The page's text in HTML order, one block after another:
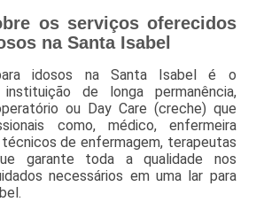
os serviços oferecidos
na Santa Isabel
idosos na Santa Isabel é o
instituição de longa permanência,
ou Day Care (creche) que
como, médico, enfermeira
técnicos de enfermagem, terapeutas
garante toda a qualidade nos
necessários em uma lar para